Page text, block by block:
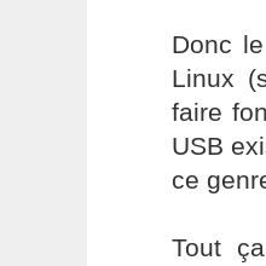
Donc
Linux
faire
USB
ce
Tout